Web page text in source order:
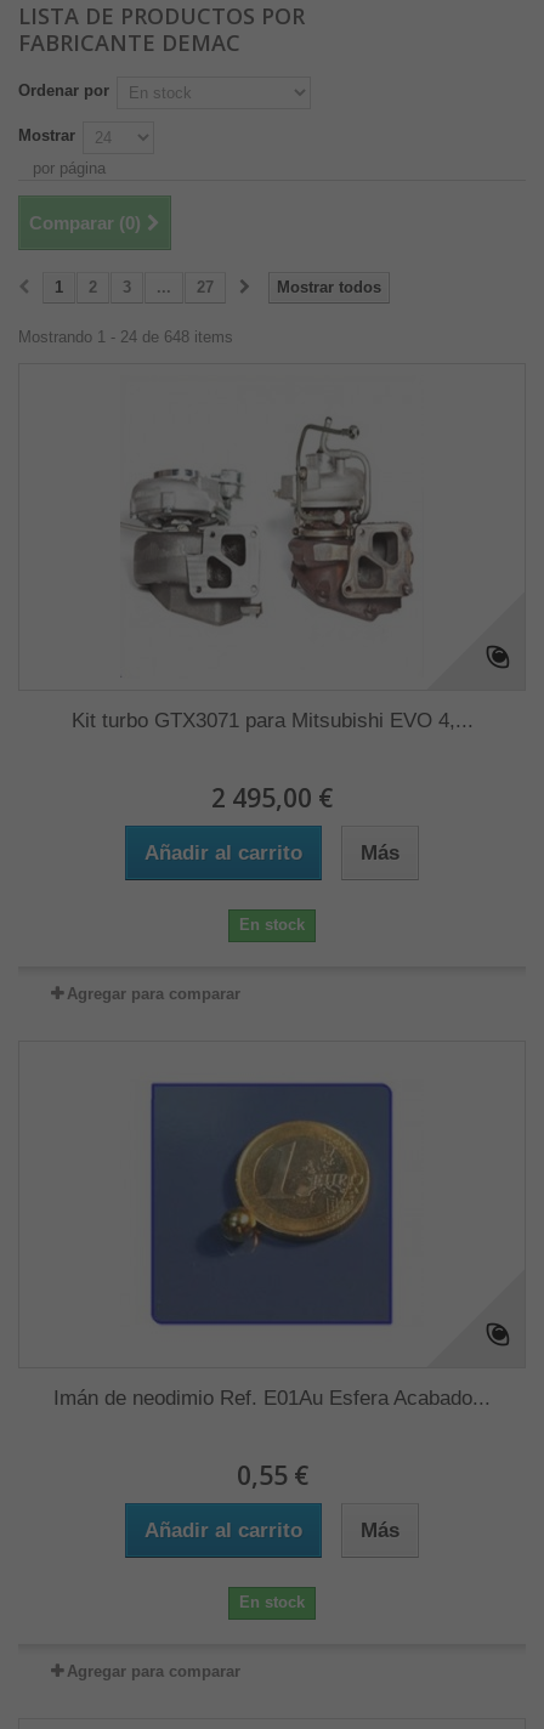
LISTA DE PRODUCTOS POR
FABRICANTE DEMAC
Ordenar por
Mostrar
por página
Comparar (0)
Mostrar todos
1 2 3 ... 27
Mostrando 1 - 24 de 648 items
Kit turbo GTX3071 para Mitsubishi EVO 4,...
2 495,00 €
Añadir al carrito Más
En stock
Agregar para comparar
Imán de neodimio Ref. E01Au Esfera Acabado...
0,55 €
Añadir al carrito Más
En stock
Agregar para comparar